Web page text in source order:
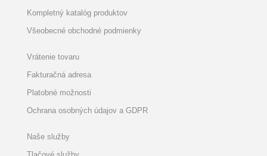
Kompletný katalóg produktov
Všeobecné obchodné podmienky
Vrátenie tovaru
Fakturačná adresa
Platobné možnosti
Ochrana osobných údajov a GDPR
Naše služby